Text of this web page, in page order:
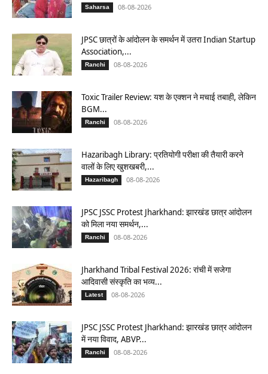
Saharsa 08-08-2026
JPSC छात्रों के आंदोलन के समर्थन में उतरा Indian Startup
Association,...
Ranchi 08-08-2026
Toxic Trailer Review: यश के एक्शन ने मचाई तबाही, लेकिन
BGM...
Ranchi 08-08-2026
Hazaribagh Library: प्रतियोगी परीक्षा की तैयारी करने
वालों के लिए खुशखबरी,...
Hazaribagh 08-08-2026
JPSC JSSC Protest Jharkhand: झारखंड छात्र आंदोलन
को मिला नया समर्थन,...
Ranchi 08-08-2026
Jharkhand Tribal Festival 2026: रांची में सजेगा
आदिवासी संस्कृति का भव्य...
Latest 08-08-2026
JPSC JSSC Protest Jharkhand: झारखंड छात्र आंदोलन
में नया विवाद, ABVP...
Ranchi 08-08-2026